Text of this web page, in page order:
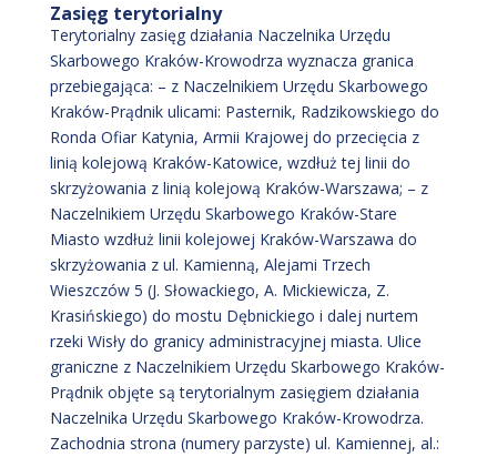
Zasięg terytorialny
Terytorialny zasięg działania Naczelnika Urzędu
Skarbowego Kraków-Krowodrza wyznacza granica
przebiegająca: – z Naczelnikiem Urzędu Skarbowego
Kraków-Prądnik ulicami: Pasternik, Radzikowskiego do
Ronda Ofiar Katynia, Armii Krajowej do przecięcia z
linią kolejową Kraków-Katowice, wzdłuż tej linii do
skrzyżowania z linią kolejową Kraków-Warszawa; – z
Naczelnikiem Urzędu Skarbowego Kraków-Stare
Miasto wzdłuż linii kolejowej Kraków-Warszawa do
skrzyżowania z ul. Kamienną, Alejami Trzech
Wieszczów 5 (J. Słowackiego, A. Mickiewicza, Z.
Krasińskiego) do mostu Dębnickiego i dalej nurtem
rzeki Wisły do granicy administracyjnej miasta. Ulice
graniczne z Naczelnikiem Urzędu Skarbowego Kraków-
Prądnik objęte są terytorialnym zasięgiem działania
Naczelnika Urzędu Skarbowego Kraków-Krowodrza.
Zachodnia strona (numery parzyste) ul. Kamiennej, al.: